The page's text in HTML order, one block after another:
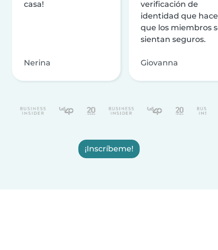
casa!
Nerina
verificación de
identidad que
que los miembros
sientan seguros.
Giovanna
¡Inscríbeme!